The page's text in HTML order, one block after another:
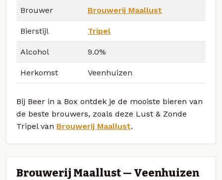
Brouwer Brouwerij Maallust
Bierstijl Tripel
Alcohol 9.0%
Herkomst Veenhuizen
Bij Beer in a Box ontdek je de mooiste bieren van
de beste brouwers, zoals deze Lust & Zonde
Tripel van Brouwerij Maallust.
Brouwerij Maallust — Veenhuizen